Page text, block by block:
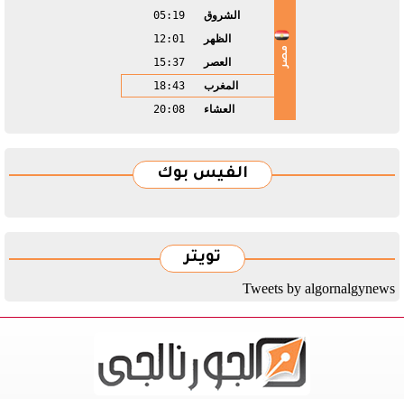
مصر
الشروق
05:19
الظهر
12:01
العصر
15:37
المغرب
18:43
العشاء
20:08
الفيس بوك
تويتر
Tweets by algornalgynews